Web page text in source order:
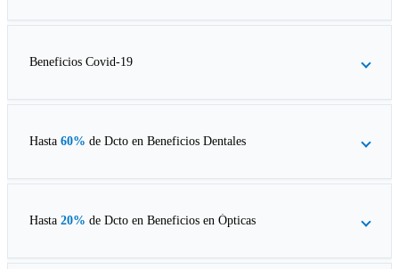
Beneficios Covid-19
Hasta 60% de Dcto en Beneficios Dentales
Hasta 20% de Dcto en Beneficios en Ópticas